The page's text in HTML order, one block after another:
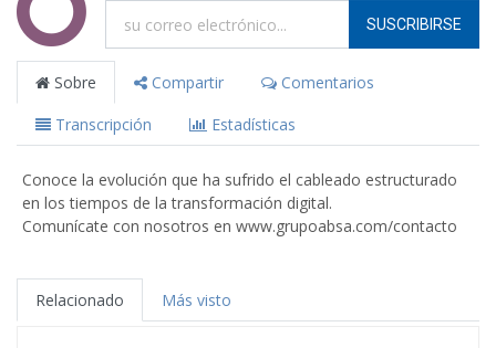
SUSCRIBIRSE
Sobre Compartir
Comentarios
Transcripción
Estadísticas
Conoce la evolución que ha sufrido el cableado estructurado
en los tiempos de la transformación digital.
Comunícate con nosotros en www.grupoabsa.com/contacto
Relacionado Más visto